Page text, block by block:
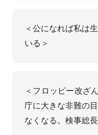
＜公になれば私は
いる＞
＜フロッピー改ざ
庁に大きな非難の
なくなる。検事総